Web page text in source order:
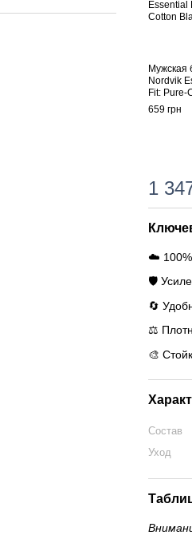
Мужская
Nordvik
Fit: Pure-
659 грн
1
☁️
🛡️
🔄
⚖️
🎨
Состав
Уход